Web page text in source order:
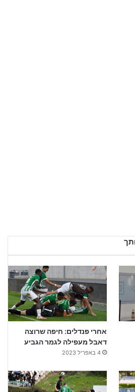
אחרי פנדלים: חיפה שרוצה
דאבל מעפילה לגמר הגביע
4 באפריל 2023